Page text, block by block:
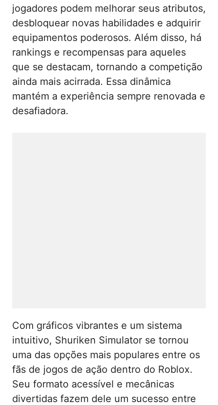
jogadores podem melhorar seus atributos,
desbloquear novas habilidades e adquirir
equipamentos poderosos. Além disso, há
rankings e recompensas para aqueles
que se destacam, tornando a competição
ainda mais acirrada. Essa dinâmica
mantém a experiência sempre renovada e
desafiadora.
Com gráficos vibrantes e um sistema
intuitivo, Shuriken Simulator se tornou
uma das opções mais populares entre os
fãs de jogos de ação dentro do Roblox.
Seu formato acessível e mecânicas
divertidas fazem dele um sucesso entre